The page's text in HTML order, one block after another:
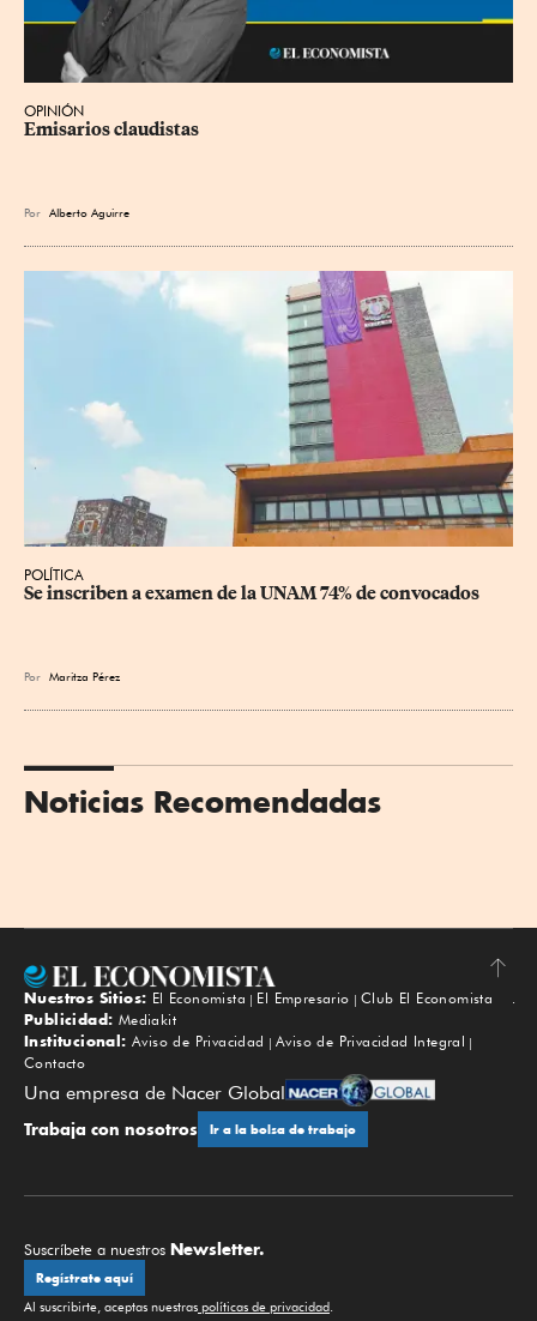
OPINIÓN
Emisarios claudistas
Por Alberto Aguirre
POLÍTICA
Se inscriben a examen de la UNAM 74% de convocados
Por Maritza Pérez
Noticias Recomendadas
Subir
Nuestros Sitios: El Economista El Empresario
Club El Economista
Publicidad: Mediakit
Institucional: Aviso de Privacidad
Aviso de Privacidad Integral
Contacto
Una empresa de Nacer Global
Trabaja con nosotros Ir a la bolsa de trabajo
Suscríbete a nuestros Newsletter.
Regístrate aquí
Al suscribirte, aceptas nuestras políticas de privacidad.